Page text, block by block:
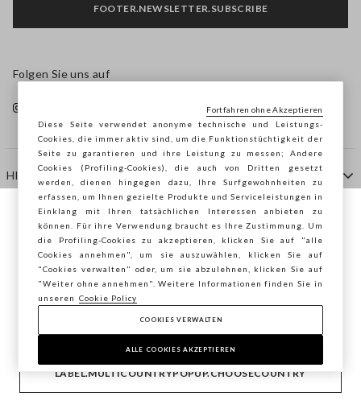
HILFE
AGENTUR
KONTAKTE
FOOTER.NEWSLETTER.SUBSCRIBE
Folgen Sie uns auf
Copyright © Ovs S.p.A. MwSt.-Nr. 04240010274 - Kap.
Kap. 290.923.470 -2.4.0
Sie surfen auf der Seite von STEFANEL
Deutschland, möchten Sie Ihren Standort
speichern?
BESTÄTIGEN
LABEL.MULTICOUNTRYPOPUP.CHOOSECOUNTRY
footer.item.country Deutschland
Diese Seite verwendet anonyme technische und Leistungs-
Cookies, die immer aktiv sind, um die Funktionstüchtigkeit der
Seite zu garantieren und ihre Leistung zu messen; Andere
Cookies (Profiling-Cookies), die auch von Dritten gesetzt
werden, dienen hingegen dazu, Ihre Surfgewohnheiten zu
erfassen, um Ihnen gezielte Produkte und Serviceleistungen in
Einklang mit Ihren tatsächlichen Interessen anbieten zu
können. Für ihre Verwendung braucht es Ihre Zustimmung. Um
die Profiling-Cookies zu akzeptieren, klicken Sie auf "alle
Cookies annehmen", um sie auszuwählen, klicken Sie auf
"Cookies verwalten" oder, um sie abzulehnen, klicken Sie auf
"Weiter ohne annehmen". Weitere Informationen finden Sie in
unseren
Cookie Policy
COOKIES VERWALTEN
ALLE COOKIES AKZEPTIEREN
Fortfahren ohne Akzeptieren